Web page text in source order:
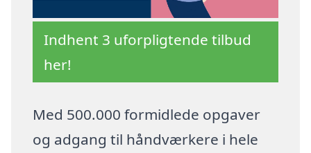
Indhent 3 uforpligtende tilbud
her!
Med 500.000 formidlede opgaver
og adgang til håndværkere i hele